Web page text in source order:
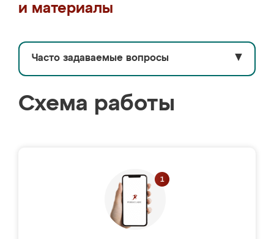
и материалы
Часто задаваемые вопросы ▼
Схема работы